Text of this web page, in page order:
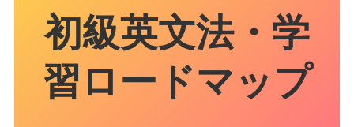
初級英文法・学
習ロードマップ